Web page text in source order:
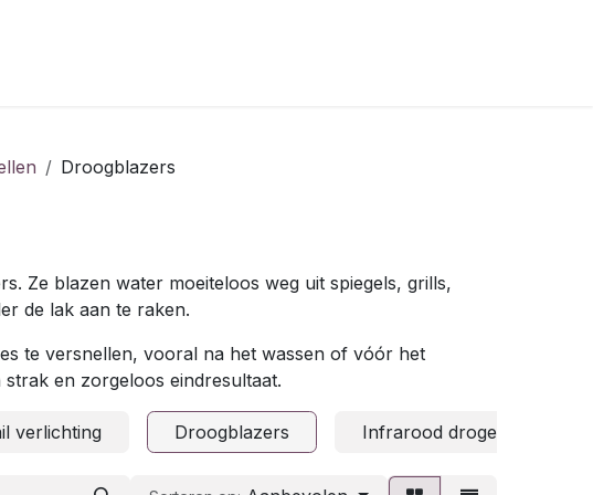
Droogblazers
Ze blazen water moeiteloos weg uit spiegels, grills,
de lak aan te raken.
te versnellen, vooral na het wassen of vóór het
en zorgeloos eindresultaat.
verlichting Droogblazers Infrarood drogers